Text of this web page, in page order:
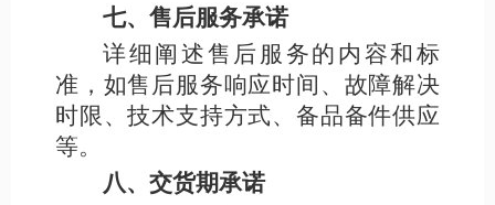
七、售后服务承诺
详细阐述售后服务的内容和标
准，如售后服务响应时间、故障解决
时限、技术支持方式、备品备件供应
等。
八、交货期承诺